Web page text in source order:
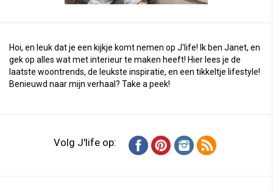
Hoi, en leuk dat je een kijkje komt nemen op J'life! Ik ben Janet, en
gek op alles wat met interieur te maken heeft! Hier lees je de
laatste woontrends, de leukste inspiratie, en een tikkeltje lifestyle!
Benieuwd naar mijn verhaal? Take a peek!
Volg J'life op: